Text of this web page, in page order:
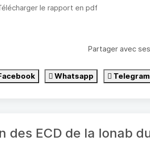
le rapport en pdf
Partager avec
Whatsapp Telegram
des ECD de la lonab